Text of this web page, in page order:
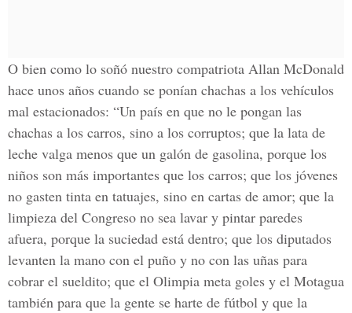
O bien como lo soñó nuestro compatriota Allan McDonald
hace unos años cuando se ponían chachas a los vehículos
mal estacionados: “Un país en que no le pongan las
chachas a los carros, sino a los corruptos; que la lata de
leche valga menos que un galón de gasolina, porque los
niños son más importantes que los carros; que los jóvenes
no gasten tinta en tatuajes, sino en cartas de amor; que la
limpieza del Congreso no sea lavar y pintar paredes
afuera, porque la suciedad está dentro; que los diputados
levanten la mano con el puño y no con las uñas para
cobrar el sueldito; que el Olimpia meta goles y el Motagua
también para que la gente se harte de fútbol y que la